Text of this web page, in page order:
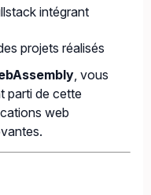
intégrant
projets réalisés
, vous
parti de cette
web